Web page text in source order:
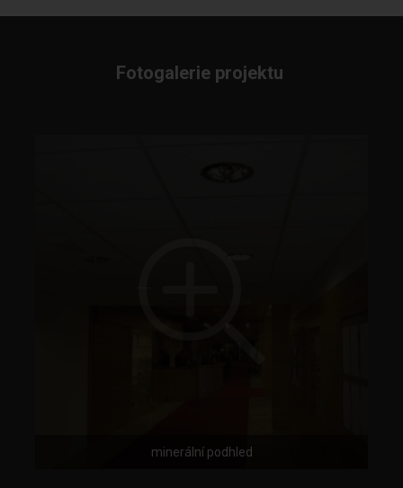
Fotogalerie projektu
minerální podhled